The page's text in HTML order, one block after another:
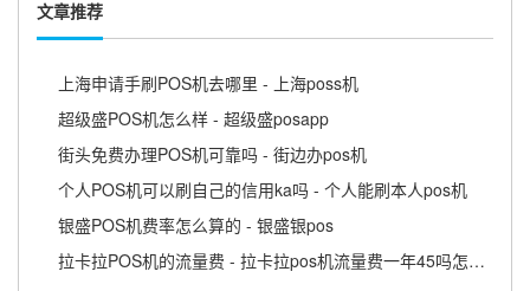
文章推荐
上海申请手刷POS机去哪里 - 上海poss机
超级盛POS机怎么样 - 超级盛posapp
街头免费办理POS机可靠吗 - 街边办pos机
个人POS机可以刷自己的信用ka吗 - 个人能刷本人pos机
银盛POS机费率怎么算的 - 银盛银pos
拉卡拉POS机的流量费 - 拉卡拉pos机流量费一年45吗怎么收费